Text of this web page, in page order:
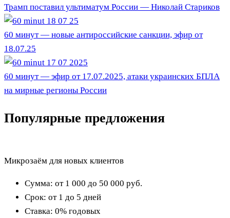
Трамп поставил ультиматум России — Николай Стариков
60 минут — новые антироссийские санкции, эфир от
18.07.25
60 минут — эфир от 17.07.2025, атаки украинских БПЛА
на мирные регионы России
Популярные предложения
Микрозаём для новых клиентов
Сумма: от 1 000 до 50 000 руб.
Срок: от 1 до 5 дней
Ставка: 0% годовых